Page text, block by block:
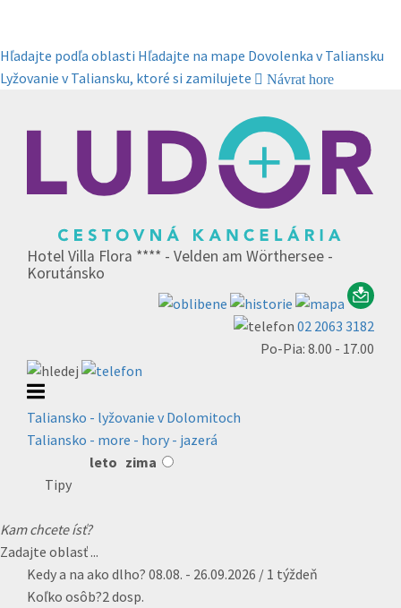
Hľadajte podľa oblasti Hľadajte na mape Dovolenka v Taliansku
Lyžovanie v Taliansku, ktoré si zamilujete
Návrat hore
Hotel Villa Flora **** - Velden am Wörthersee -
Korutánsko
02 2063 3182
Po-Pia: 8.00 - 17.00
Taliansko - lyžovanie v Dolomitoch
Taliansko - more - hory - jazerá
leto zima
Tipy
Kam chcete ísť?
Zadajte oblasť ...
Kedy a na ako dlho? 08.08. - 26.09.2026 / 1 týždeň
Koľko osôb?2 dosp.